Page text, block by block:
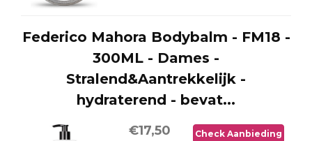
Federico Mahora Bodybalm - FM18 -
300ML - Dames -
Stralend&Aantrekkelijk -
hydraterend - bevat...
€17,50 Check Aanbieding